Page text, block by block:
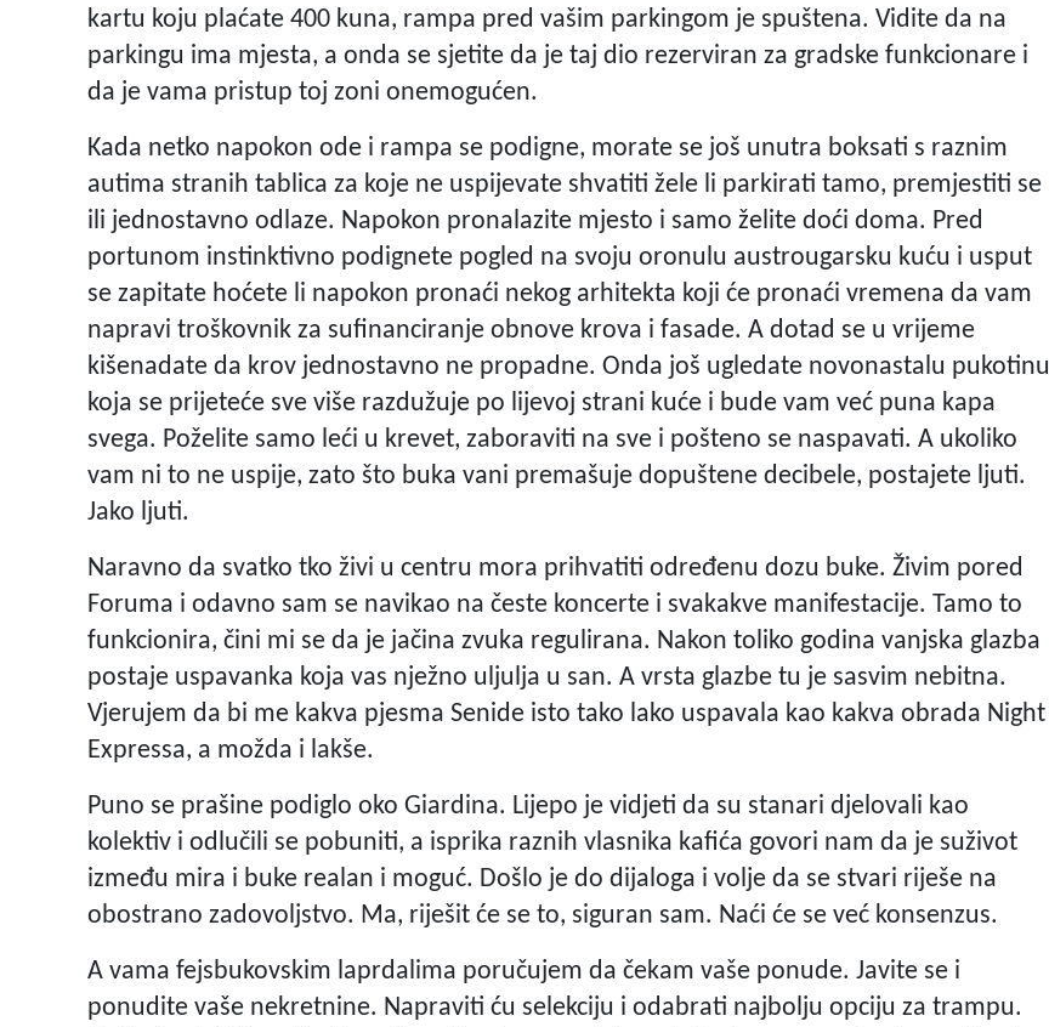
kartu koju plaćate 400 kuna, rampa pred vašim parkingom je spuštena. Vidite da na
parkingu ima mjesta, a onda se sjetite da je taj dio rezerviran za gradske funkcionare i
da je vama pristup toj zoni onemogućen.
Kada netko napokon ode i rampa se podigne, morate se još unutra boksati s raznim
autima stranih tablica za koje ne uspijevate shvatiti žele li parkirati tamo, premjestiti se
ili jednostavno odlaze. Napokon pronalazite mjesto i samo želite doći doma. Pred
portunom instinktivno podignete pogled na svoju oronulu austrougarsku kuću i usput
se zapitate hoćete li napokon pronaći nekog arhitekta koji će pronaći vremena da vam
napravi troškovnik za sufinanciranje obnove krova i fasade. A dotad se u vrijeme
kišenadate da krov jednostavno ne propadne. Onda još ugledate novonastalu pukotinu
koja se prijeteće sve više razdužuje po lijevoj strani kuće i bude vam već puna kapa
svega. Poželite samo leći u krevet, zaboraviti na sve i pošteno se naspavati. A ukoliko
vam ni to ne uspije, zato što buka vani premašuje dopuštene decibele, postajete ljuti.
Jako ljuti.
Naravno da svatko tko živi u centru mora prihvatiti određenu dozu buke. Živim pored
Foruma i odavno sam se navikao na česte koncerte i svakakve manifestacije. Tamo to
funkcionira, čini mi se da je jačina zvuka regulirana. Nakon toliko godina vanjska glazba
postaje uspavanka koja vas nježno uljulja u san. A vrsta glazbe tu je sasvim nebitna.
Vjerujem da bi me kakva pjesma Senide isto tako lako uspavala kao kakva obrada Night
Expressa, a možda i lakše.
Puno se prašine podiglo oko Giardina. Lijepo je vidjeti da su stanari djelovali kao
kolektiv i odlučili se pobuniti, a isprika raznih vlasnika kafića govori nam da je suživot
između mira i buke realan i moguć. Došlo je do dijaloga i volje da se stvari riješe na
obostrano zadovoljstvo. Ma, riješit će se to, siguran sam. Naći će se već konsenzus.
A vama fejsbukovskim laprdalima poručujem da čekam vaše ponude. Javite se i
ponudite vaše nekretnine. Napraviti ću selekciju i odabrati najbolju opciju za trampu.